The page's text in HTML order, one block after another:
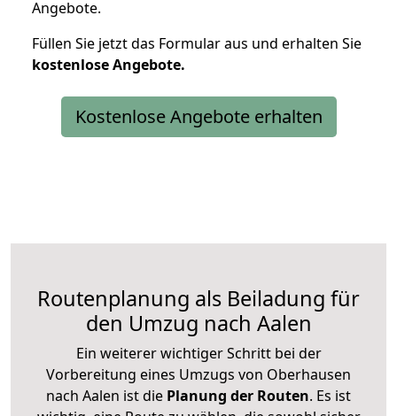
Angebote.
Füllen Sie jetzt das Formular aus und erhalten Sie
kostenloseAngebote.
Kostenlose Angebote erhalten
Routenplanung als Beiladung für
den Umzug nach Aalen
Ein weiterer wichtiger Schritt bei der
Vorbereitung eines Umzugs von Oberhausen
nach Aalen ist die Planung der Routen. Es ist